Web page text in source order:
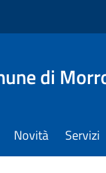
di
Novità Servizi